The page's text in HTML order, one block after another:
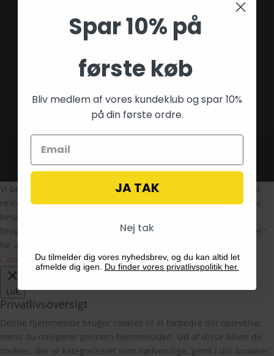
Hvad er en Fairy Garden
Design afThe Morning Show
Vi bruger cookies på vores hjemmeside for at give dig den mest
relevante oplevelse ved at huske dine præferencer og gentagne
besøg. Ved at klikke på "Accepter alle", giver du samtykke til
brugen af ALLE cookies. Du kan dog besøge "Cookie-indstillinger"
for at give et kontrolleret samtykke.
Cookie Indstillinger Ok
Luk
Privatlivsoversigt
Denne hjemmeside bruger cookies til at forbedre din oplevelse,
mens du navigerer gennem hjemmesiden. Ud af disse bliver de
cookies, der er kategoriseret som nødvendige, gemt i din browser,
Spar 10% på
første køb
Bliv medlem af vores kundeklub og spar 10%
på din første ordre.
JA TAK
Nej tak
Du tilmelder dig vores nyhedsbrev, og du kan altid let
afmelde dig igen. Du finder vores privatlivspolitik her.